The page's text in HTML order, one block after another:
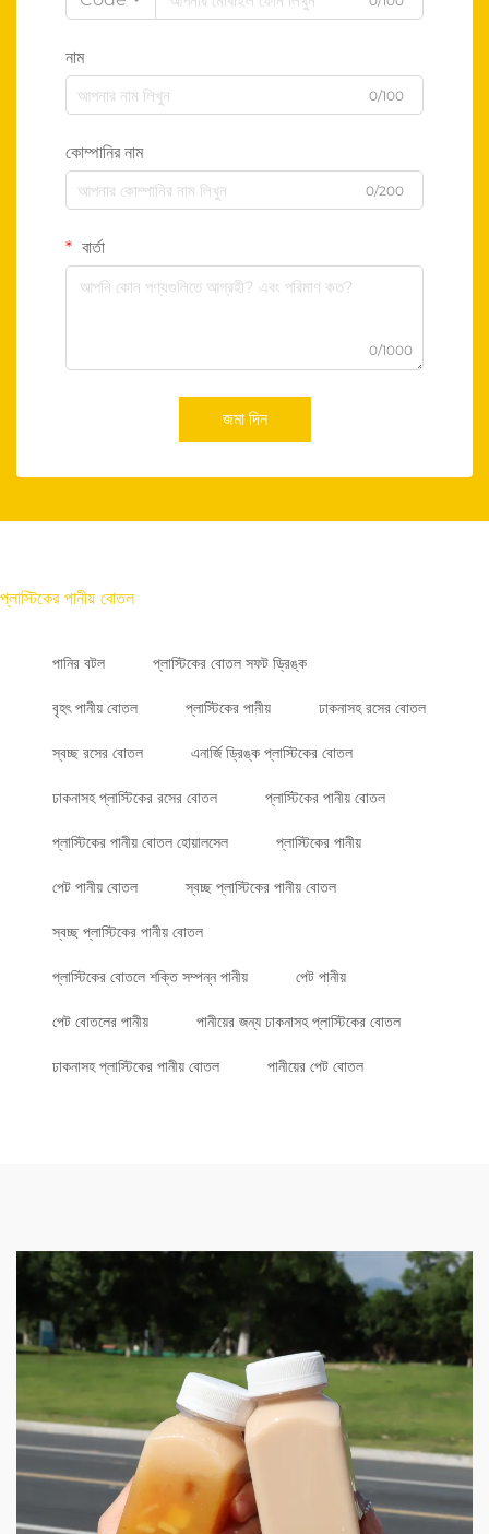
নাম
0/100
কোম্পানির নাম
0/200
বার্তা
0/1000
জমা দিন
প্লাস্টিকের পানীয় বোতল
পানির বটল প্লাস্টিকের বোতল সফট ড্রিঙ্ক
বৃহৎ পানীয় বোতল প্লাস্টিকের পানীয় ঢাকনাসহ রসের বোতল
স্বচ্ছ রসের বোতল এনার্জি ড্রিঙ্ক প্লাস্টিকের বোতল
ঢাকনাসহ প্লাস্টিকের রসের বোতল প্লাস্টিকের পানীয় বোতল
প্লাস্টিকের পানীয় বোতল হোয়ালসেল প্লাস্টিকের পানীয়
পেট পানীয় বোতল স্বচ্ছ প্লাস্টিকের পানীয় বোতল
স্বচ্ছ প্লাস্টিকের পানীয় বোতল
প্লাস্টিকের বোতলে শক্তি সম্পন্ন পানীয় পেট পানীয়
পেট বোতলের পানীয় পানীয়ের জন্য ঢাকনাসহ প্লাস্টিকের বোতল
ঢাকনাসহ প্লাস্টিকের পানীয় বোতল পানীয়ের পেট বোতল